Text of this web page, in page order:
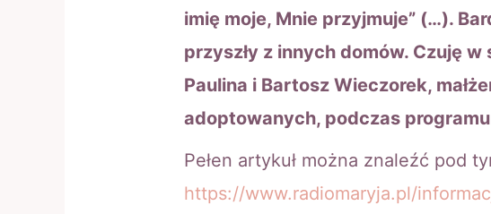
imię moje, Mnie przyjmuje” (…).
przyszły z innych domów. Czuję
Paulina i Bartosz Wieczorek,
adoptowanych, podczas programu
Pełen artykuł można znaleźć pod
https://www.radiomaryja.pl/